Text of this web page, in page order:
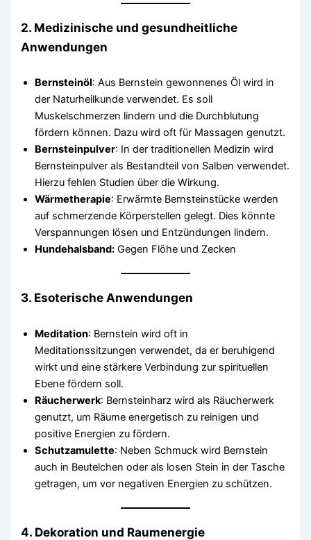
2. Medizinische und gesundheitliche
Anwendungen
Bernsteinöl: Aus Bernstein gewonnenes Öl wird in
der Naturheilkunde verwendet. Es soll
Muskelschmerzen lindern und die Durchblutung
fördern können. Dazu wird oft für Massagen genutzt.
Bernsteinpulver: In der traditionellen Medizin wird
Bernsteinpulver als Bestandteil von Salben verwendet.
Hierzu fehlen Studien über die Wirkung.
Wärmetherapie: Erwärmte Bernsteinstücke werden
auf schmerzende Körperstellen gelegt. Dies könnte
Verspannungen lösen und Entzündungen lindern.
Hundehalsband: Gegen Flöhe und Zecken
3. Esoterische Anwendungen
Meditation: Bernstein wird oft in
Meditationssitzungen verwendet, da er beruhigend
wirkt und eine stärkere Verbindung zur spirituellen
Ebene fördern soll.
Räucherwerk: Bernsteinharz wird als Räucherwerk
genutzt, um Räume energetisch zu reinigen und
positive Energien zu fördern.
Schutzamulette: Neben Schmuck wird Bernstein
auch in Beutelchen oder als losen Stein in der Tasche
getragen, um vor negativen Energien zu schützen.
4. Dekoration und Raumenergie